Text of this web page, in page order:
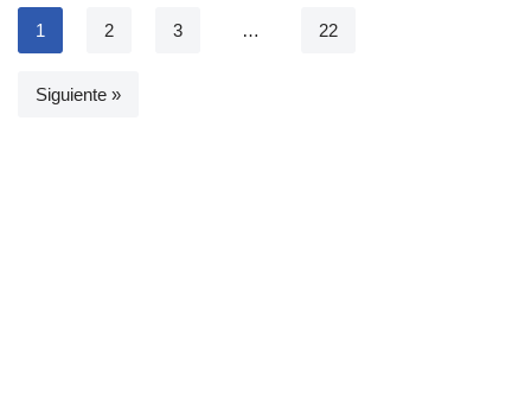
1 2 3 … 22
Siguiente »